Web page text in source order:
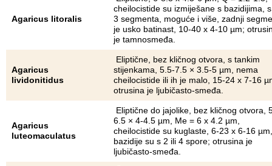
Agaricus litoralis
cheilocistide su izmiješane s bazidijima,
3 segmenta, moguće i više, zadnji
je usko batinast, 10-40 x 4-10 µm;
je tamnosmeđa.
Agaricus
lividonitidus
Eliptične, bez kličnog otvora, s tankim
stijenkama, 5.5-7.5 × 3.5-5 µm, nema
cheilocistide ili ih je malo, 15-24 x 7-16
otrusina je ljubičasto-smeđa.
Agaricus
luteomaculatus
Eliptične do jajolike, bez kličnog otvora,
6.5 × 4-4.5 µm, Me = 6 x 4.2 µm,
cheilocistide su kuglaste, 6-23 x 6-16 µm,
bazidije su s 2 ili 4 spore; otrusina je
ljubičasto-smeđa.